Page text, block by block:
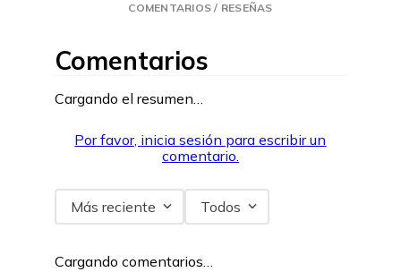
COMENTARIOS / RESEÑAS
Comentarios
Cargando el resumen…
Por favor, inicia sesión para escribir un
comentario.
Más reciente Todos
Cargando comentarios…